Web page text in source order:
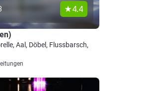
4.4
Aal, Döbel, Flussbarsch,